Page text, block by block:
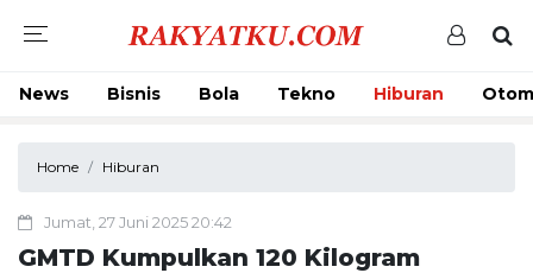
News Bisnis Bola Tekno Hiburan
Home Hiburan
Jumat, 27 Juni 2025 20:42
GMTD Kumpulkan 120 Kilogram